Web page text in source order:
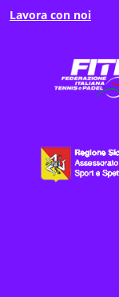
Lavora con noi